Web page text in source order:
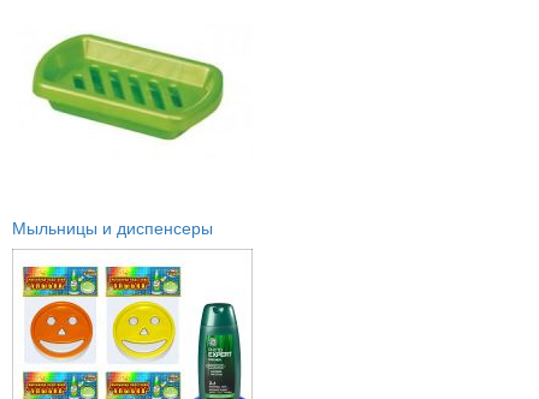
Мыльницы и диспенсеры